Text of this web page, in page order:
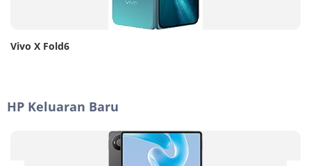
Vivo X Fold6
HP Keluaran Baru